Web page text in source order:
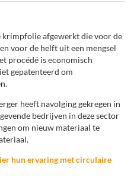
afgewerkt die voor de
voor de helft uit een mengsel
procédé is economisch
gepatenteerd om
heeft navolging gekregen in
bedrijven in deze sector
om nieuw materiaal te
hun ervaring met circulaire